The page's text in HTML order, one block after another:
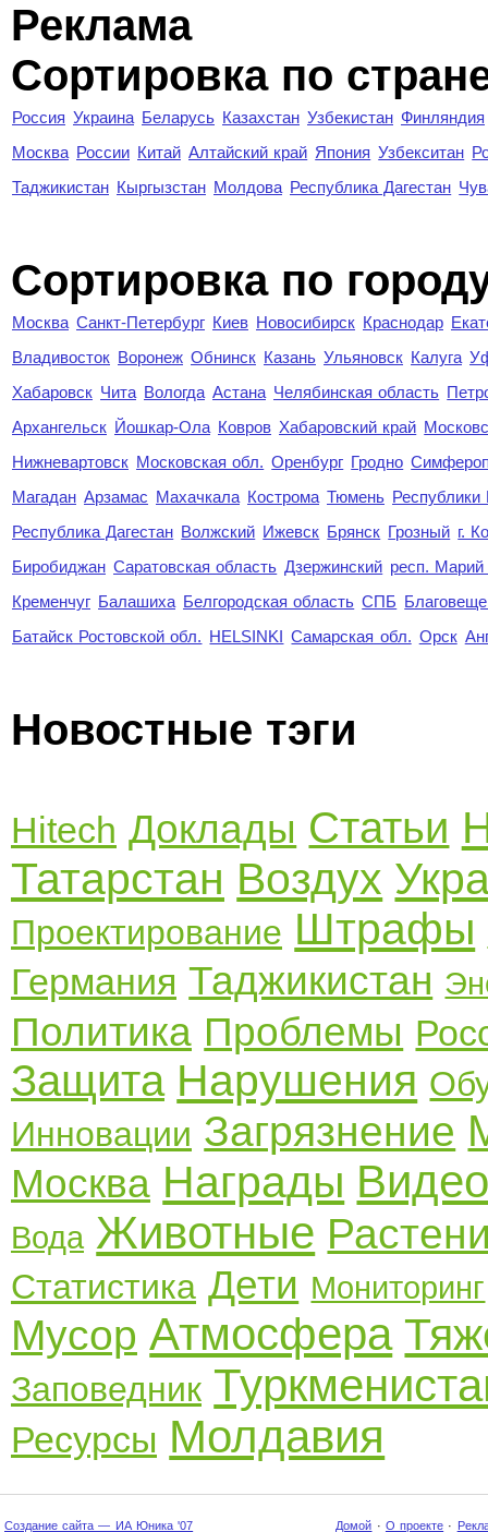
Реклама
Сортировка по
Россия Украина Беларусь Казахстан Узбекистан Финляндия
Москва России Китай Алтайский край Япония Узбекситан
Таджикистан Кыргызстан Молдова Республика Дагестан
Cортировка по
Москва Санкт-Петербург Киев Новосибирск Краснодар
Владивосток Воронеж Обнинск Казань Ульяновск Калуга
Хабаровск Чита Вологда Астана Челябинская область
Архангельск Йошкар-Ола Ковров Хабаровский край
Нижневартовск Московская обл. Оренбург Гродно
Магадан Арзамас Махачкала Кострома Тюмень Республики
Республика Дагестан Волжский Ижевск Брянск Грозный г.
Биробиджан Саратовская область Дзержинский респ.
Кременчуг Балашиха Белгородская область СПБ
Батайск Ростовской обл. HELSINKI Самарская обл. Орск
Новостные тэги
Hitech Доклады Статьи
Татарстан Воздух
Проектирование Штрафы
Германия Таджикистан
Политика Проблемы
Защита Нарушения
Инновации Загрязнение
Москва Награды
Вода Животные
Статистика Дети Мониторинг
Мусор Атмосфера
Заповедник
Ресурсы Молдавия
Создание сайта — ИА Юника '07 Домой · О проекте ·